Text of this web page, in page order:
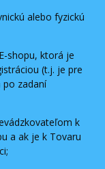
alebo fyzickú
shopu, ktorá je
(t.j. je pre
po zadaní
k
a ak je k Tovaru